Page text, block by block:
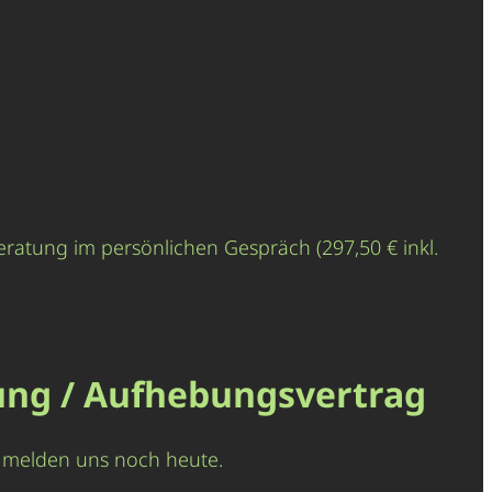
im persönlichen Gespräch (297,50 € inkl.
/ Aufhebungsvertrag
uns noch heute.